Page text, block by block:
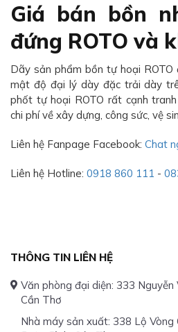
Giá bán bồn
đứng ROTO và
Dãy sản phẩm bồn tự hoại ROTO
mật độ đại lý dày đặc trải dày
phốt tự hoại ROTO rất cạnh
chi phí về xây dựng, công sức, vệ
Liên hệ Fanpage Facebook: Chat
Liên hệ Hotline: 0918 860 111 -
THÔNG TIN LIÊN HỆ
Văn phòng đại diện: 333 Nguyễn
Cần Thơ
Nhà máy sản xuất: 338 Lộ